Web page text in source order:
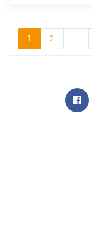
1 2